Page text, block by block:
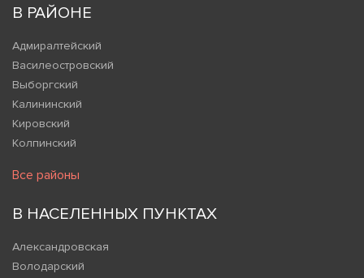
В РАЙОНЕ
Адмиралтейский
Василеостровский
Выборгский
Калининский
Кировский
Колпинский
Все районы
В НАСЕЛЕННЫХ ПУНКТАХ
Александровская
Володарский